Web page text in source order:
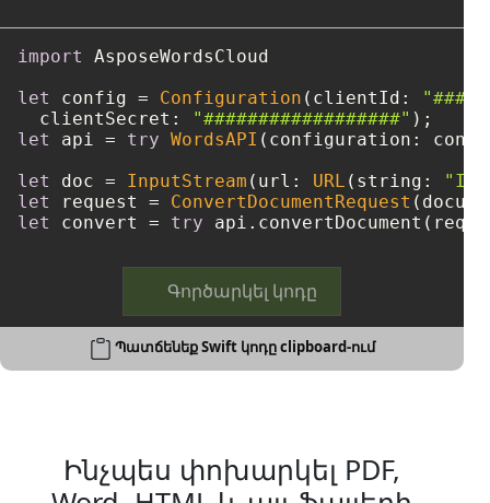
import
AsposeWordsCloud
let
config = Configuration (clientId:
  clientSecret:
"##################"
let
api = try WordsAPI (configuration:
let
doc = InputStream (url: URL (string:
let
request = ConvertDocumentRequest
let
convert = try
Գործարկել կոդը
Պատճենեք Swift կոդը clipboard-ում
Ինչպես փոխարկել PDF,